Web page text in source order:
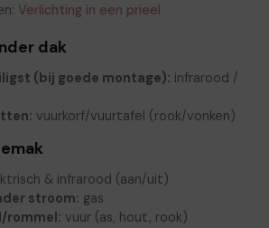
Verlichting in een prieel
dak
(bij goede montage): infrarood /
vuurkorf/vuurtafel (rook/vonken)
& infrarood (aan/uit)
stroom: gas
rommel: vuur (as, hout, rook)